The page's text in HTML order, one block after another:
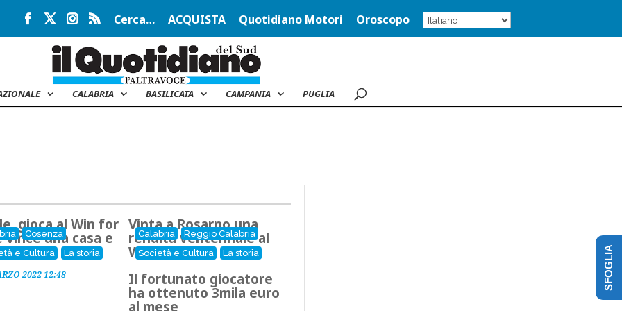
Cerca… ACQUISTA Quotidiano Motori Oroscopo
CALABRIA BASILICATA CAMPANIA PUGLIA
Cosenza
e Cultura
La storia
gioca al Win for
vince una casa e
euro
2022 12:48
Calabria
Reggio Calabria
Società e Cultura
La storia
Vinta a Rosarno una
rendita ventennale al
Win for Life
Il fortunato giocatore
ha ottenuto 3mila euro
al mese
SFOGLIA